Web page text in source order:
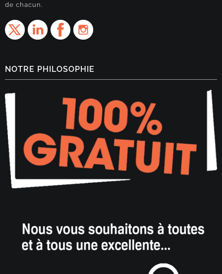
de chacun.
NOTRE PHILOSOPHIE